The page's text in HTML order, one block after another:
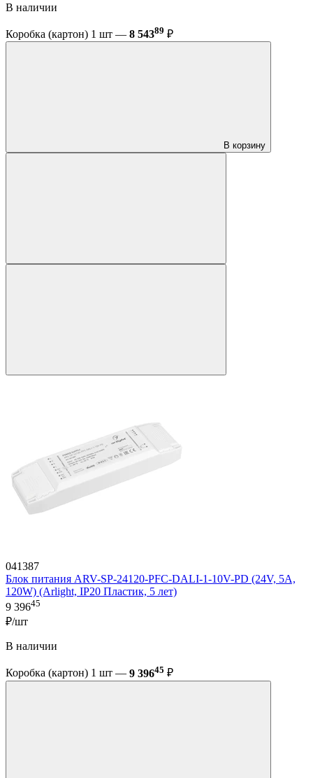
В наличии
Коробка (картон) 1 шт — 8 54389 ₽
В корзину
041387
Блок питания ARV-SP-24120-PFC-DALI-1-10V-PD (24V, 5A,
120W) (Arlight, IP20 Пластик, 5 лет)
9 39645
₽/шт
В наличии
Коробка (картон) 1 шт — 9 39645 ₽